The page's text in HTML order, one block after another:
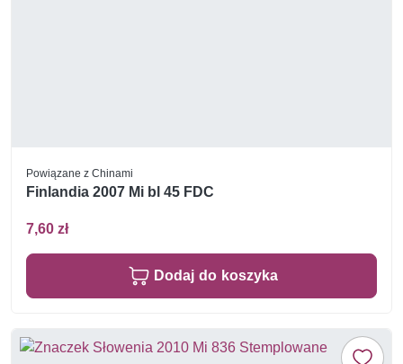
Powiązane z Chinami
Finlandia 2007 Mi bl 45 FDC
7,60 zł
Dodaj do koszyka